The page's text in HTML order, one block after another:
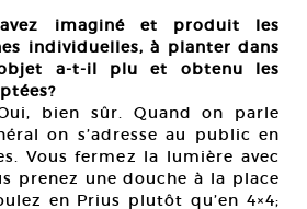
imaginé et produit les
individuelles, à planter dans
a-t-il plu et obtenu les
bien sûr. Quand on parle
on s’adresse au public en
Vous fermez la lumière avec
prenez une douche à la place
en Prius plutôt qu’en 4×4;